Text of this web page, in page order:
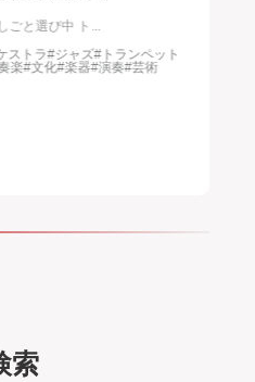
ごと選び中 ト...
ストラ#ジャズ#トランペット
楽#文化#楽器#演奏#芸術
索